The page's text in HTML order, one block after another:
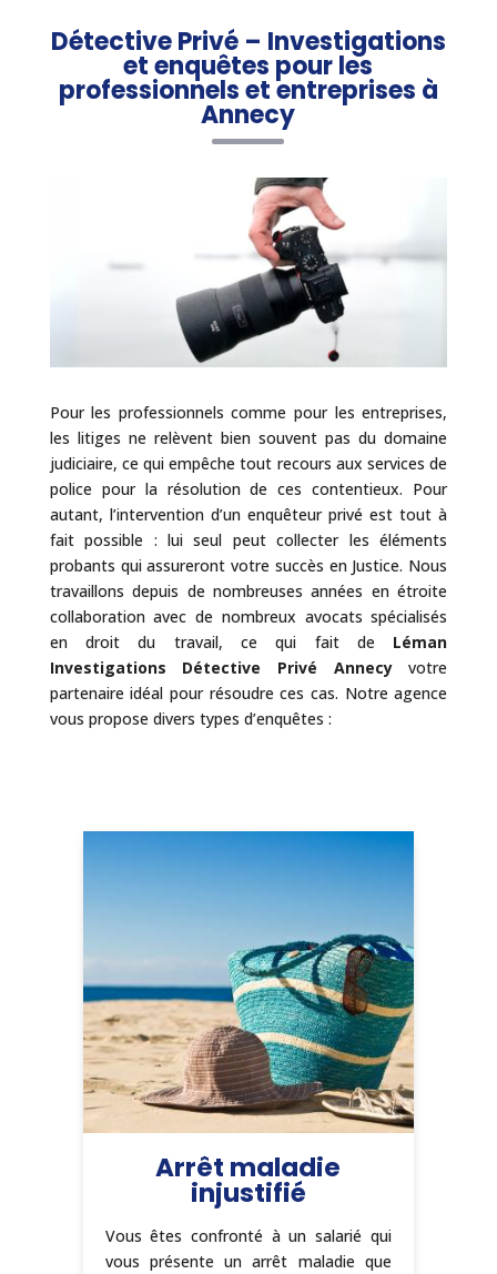
Détective Privé – Investigations
et enquêtes pour les
professionnels et entreprises à
Annecy
Pour les professionnels comme pour les entreprises,
les litiges ne relèvent bien souvent pas du domaine
judiciaire, ce qui empêche tout recours aux services de
police pour la résolution de ces contentieux. Pour
autant, l’intervention d’un enquêteur privé est tout à
fait possible : lui seul peut collecter les éléments
probants qui assureront votre succès en Justice. Nous
travaillons depuis de nombreuses années en étroite
collaboration avec de nombreux avocats spécialisés
en droit du travail, ce qui fait de Léman
Investigations Détective Privé Annecyvotre
partenaire idéal pour résoudre ces cas. Notre agence
vous propose divers types d’enquêtes :
Arrêt maladie
injustifié
Vous êtes confronté à un salarié qui
vous présente un arrêt maladie que